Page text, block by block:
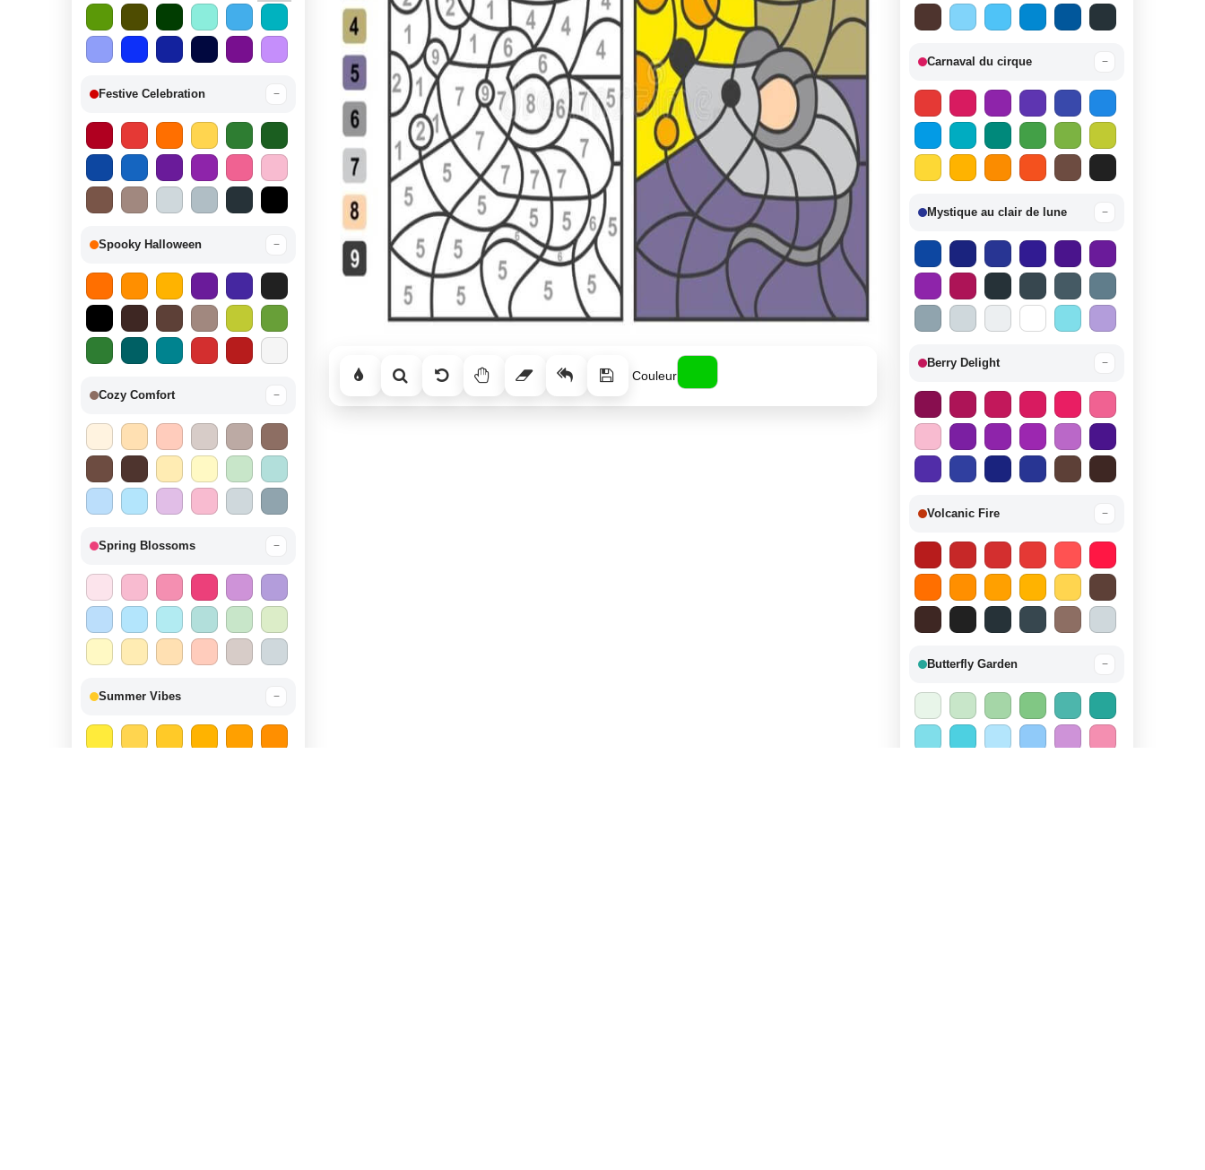
Festive Celebration −
Spooky Halloween −
Cozy Comfort −
Spring Blossoms −
Summer Vibes −
Couleur
Carnaval du cirque −
Mystique au clair de lune −
Berry Delight −
Volcanic Fire −
Butterfly Garden −